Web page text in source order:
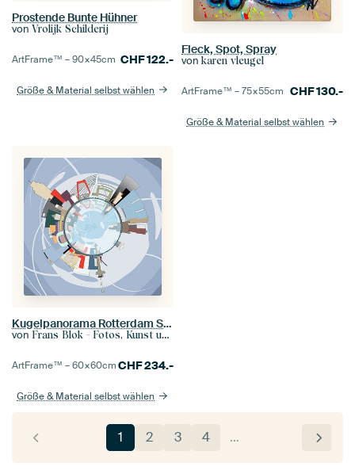
Prostende Bunte Hühner
von Vrolijk Schilderij
ArtFrame™ –90×45cm CHF122.-
Größe & Material selbst wählen
Fleck, Spot, Spray
von karen vleugel
ArtFrame™ –75×55cm CHF130.-
Größe & Material selbst wählen
Kugelpanorama Rotterdam Skyline
von Frans Blok - Fotos, Kunst und weitere Wanddekoration
ArtFrame™ –60×60cmCHF234.-
Größe & Material selbst wählen
1 2 3 4 …